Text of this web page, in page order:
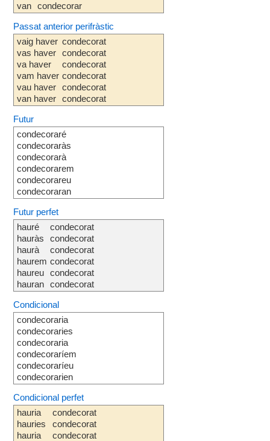
van condecorar
Passat anterior perifràstic
vaig haver
vas haver
va haver
vam haver
vau haver
van haver
condecorat
condecorat
condecorat
condecorat
condecorat
condecorat
Futur
condecoraré
condecoraràs
condecorarà
condecorarem
condecorareu
condecoraran
Futur perfet
hauré
hauràs
haurà
haurem
haureu
hauran
condecorat
condecorat
condecorat
condecorat
condecorat
condecorat
Condicional
condecoraria
condecoraries
condecoraria
condecoraríem
condecoraríeu
condecorarien
Condicional perfet
hauria
hauries
hauria
condecorat
condecorat
condecorat